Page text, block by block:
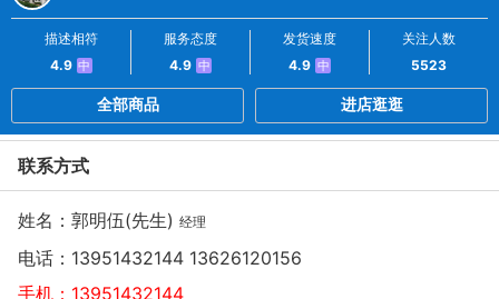
描述相符
4.9 中
服务态度
4.9 中
发货速度
4.9 中
关注人数
5523
全部商品 进店逛逛
联系方式
姓名：郭明伍(先生) 经理
电话： 13951432144 13626120156
手机： 13951432144